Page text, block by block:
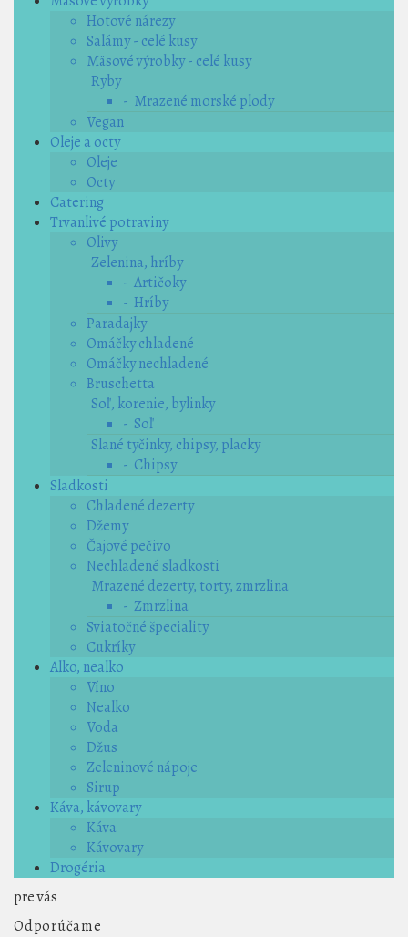
Hotové nárezy
Salámy - celé kusy
Mäsové výrobky - celé kusy
Ryby
- Mrazené morské plody
Vegan
Oleje a octy
Oleje
Octy
Catering
Trvanlivé potraviny
Olivy
Zelenina, hríby
- Artičoky
- Hríby
Paradajky
Omáčky chladené
Omáčky nechladené
Bruschetta
Soľ, korenie, bylinky
- Soľ
Slané tyčinky, chipsy, placky
- Chipsy
Sladkosti
Chladené dezerty
Džemy
Čajové pečivo
Nechladené sladkosti
Mrazené dezerty, torty, zmrzlina
- Zmrzlina
Sviatočné špeciality
Cukríky
Alko, nealko
Víno
Nealko
Voda
Džus
Zeleninové nápoje
Sirup
Káva, kávovary
Káva
Kávovary
Drogéria
pre vás
Odporúčame